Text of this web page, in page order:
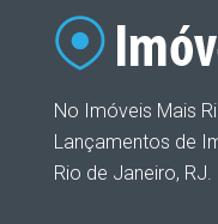
No Imóveis Mais
Lançamentos de
Rio de Janeiro,